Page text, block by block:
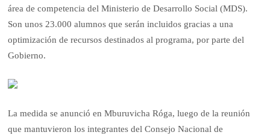
área de competencia del Ministerio de Desarrollo Social (MDS).
Son unos 23.000 alumnos que serán incluidos gracias a una
optimización de recursos destinados al programa, por parte del
Gobierno.
La medida se anunció en Mburuvicha Róga, luego de la reunión
que mantuvieron los integrantes del Consejo Nacional de